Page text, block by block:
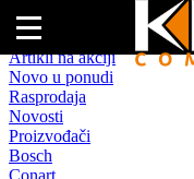
Naslovna
Artikli na akciji
Novo u ponudi
Rasprodaja
Novosti
Proizvođači
Bosch
Conart